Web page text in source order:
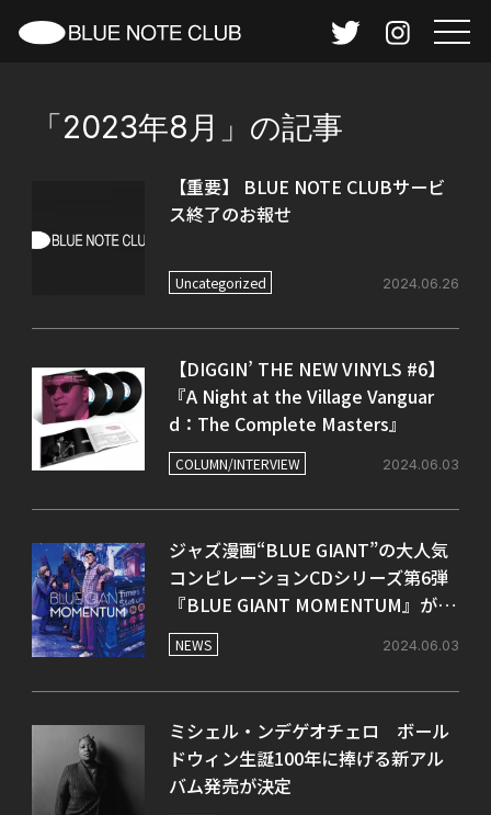
「2023年8月」の記事
【重要】 BLUE NOTE CLUBサービ
ス終了のお報せ
Uncategorized 2024.06.26
【DIGGIN’ THE NEW VINYLS #6】
『A Night at the Village Vanguar
d：The Complete Masters』
COLUMN/INTERVIEW 2024.06.03
ジャズ漫画“BLUE GIANT”の大人気
コンピレーションCDシリーズ第6弾
『BLUE GIANT MOMENTUM』が6
月26日にリリース
NEWS 2024.06.03
ミシェル・ンデゲオチェロ ボール
ドウィン生誕100年に捧げる新アル
バム発売が決定